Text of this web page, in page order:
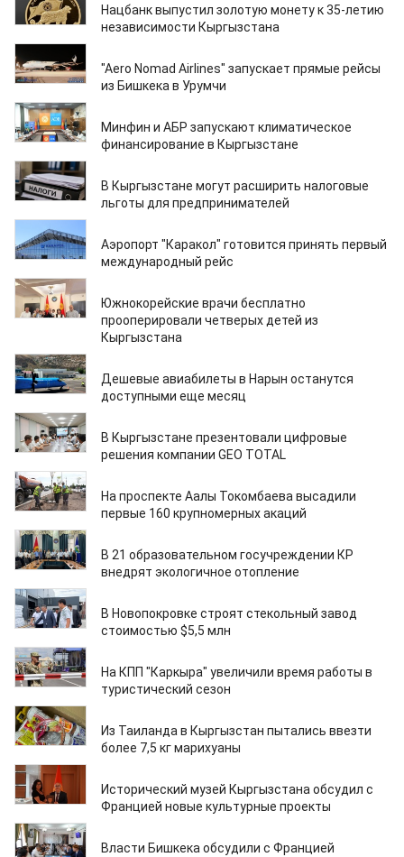
Нацбанк выпустил золотую монету к 35-летию
независимости Кыргызстана
"Aero Nomad Airlines" запускает прямые рейсы
из Бишкека в Урумчи
31.07.2026
Минфин и АБР запускают климатическое
финансирование в Кыргызстане
31.07.2026
В Кыргызстане могут расширить налоговые
льготы для предпринимателей
31.07.2026
Аэропорт "Каракол" готовится принять первый
международный рейс
31.07.2026
Южнокорейские врачи бесплатно
прооперировали четверых детей из
Кыргызстана
31.07.2026
Дешевые авиабилеты в Нарын останутся
доступными еще месяц
29.07.2026
В Кыргызстане презентовали цифровые
решения компании GEO TOTAL
24.07.2026
На проспекте Аалы Токомбаева высадили
первые 160 крупномерных акаций
24.07.2026
В 21 образовательном госучреждении КР
внедрят экологичное отопление
22.07.2026
В Новопокровке строят стекольный завод
стоимостью $5,5 млн
22.07.2026
На КПП "Каркыра" увеличили время работы в
туристический сезон
22.07.2026
Из Таиланда в Кыргызстан пытались ввезти
более 7,5 кг марихуаны
17.07.2026
Исторический музей Кыргызстана обсудил с
Францией новые культурные проекты
16.07.2026
Власти Бишкека обсудили с Францией